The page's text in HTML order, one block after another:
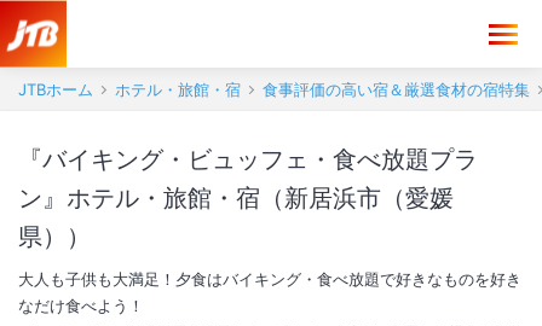
JTBホーム ホテル・旅館・宿 食事評価の高い宿＆厳選食材の宿特集
『バイキング・ビュッフェ・食べ放題プラ
ン』ホテル・旅館・宿（新居浜市（愛媛
県））
大人も子供も大満足！夕食はバイキング・食べ放題で好きなものを好き
なだけ食べよう！